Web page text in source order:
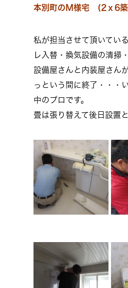
本別町のＭ様宅 (2ｘ6
私が担当させて頂いてい
レ入替・換気設備の清掃
設備屋さんと内装屋さん
っという間に終了・・・
中のプロです。
畳は張り替えて後日設置と